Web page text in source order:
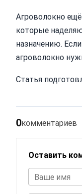
Агроволокно
которые
назначению.
агроволокно
Статья
0комментариев
Оставить
Ваше имя